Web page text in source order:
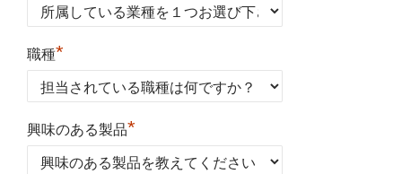
職種*
興味のある製品*